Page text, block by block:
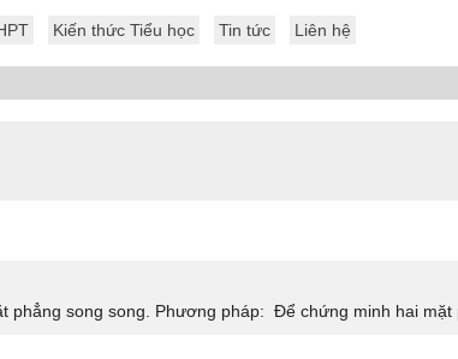
Kiến thức Tiểu học Tin tức Liên hệ
song song. Phương pháp: Để chứng minh hai mặt